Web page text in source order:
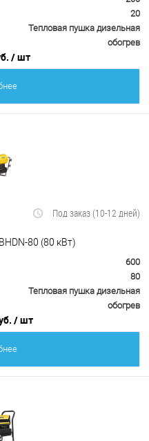
20
Тепловая пушка дизельная
обогрев
/ шт
Под заказ (10-12 дней)
80 (80 кВт)
600
80
Тепловая пушка дизельная
обогрев
/ шт